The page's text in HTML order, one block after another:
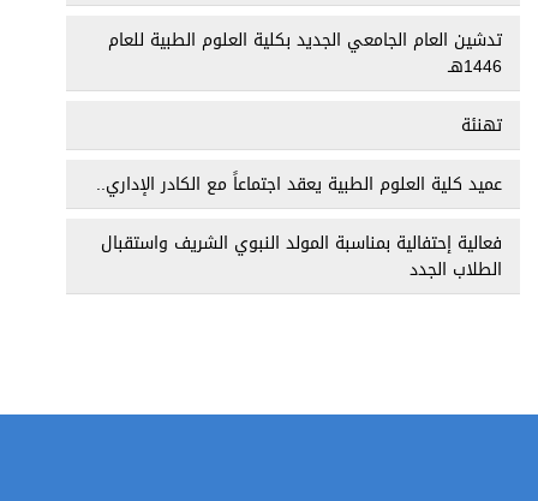
تدشين العام الجامعي الجديد بكلية العلوم الطبية للعام
1446هـ
تهنئة
عميد كلية العلوم الطبية يعقد اجتماعاً مع الكادر الإداري..
فعالية إحتفالية بمناسبة المولد النبوي الشريف واستقبال
الطلاب الجدد